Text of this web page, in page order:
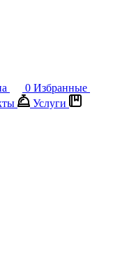
0 Избранные
Услуги